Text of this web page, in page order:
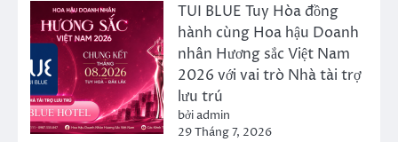
TUI BLUE Tuy Hòa đồng
hành cùng Hoa hậu Doanh
nhân Hương sắc Việt Nam
2026 với vai trò Nhà tài trợ
lưu trú
bởi admin
29 Tháng 7, 2026